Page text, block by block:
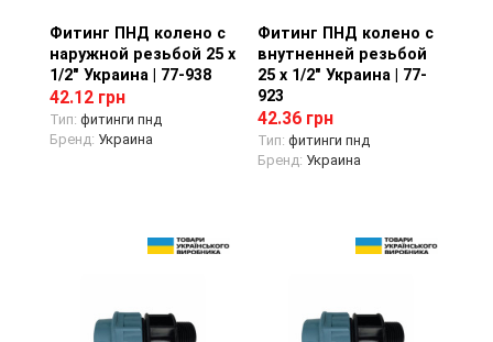
Просмотр товара
Фитинг ПНД колено с
наружной резьбой 25 х
1/2" Украина | 77-938
42.12 грн
Тип: фитинги пнд
Бренд: Украина
Просмотр товара
Фитинг ПНД колено с
внутненней резьбой
25 х 1/2" Украина | 77-
923
42.36 грн
Тип: фитинги пнд
Бренд: Украина